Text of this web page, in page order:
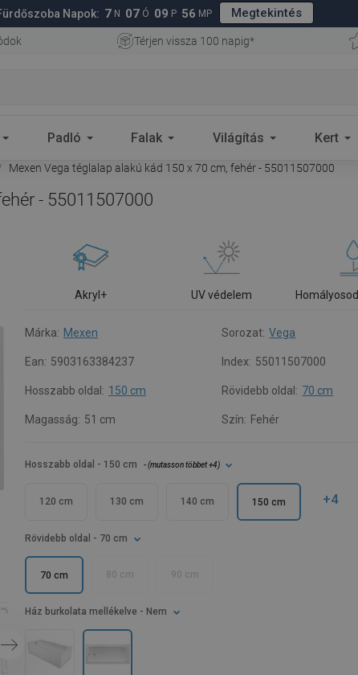
Napok: 7 N 07 Ó 09 P 55 MP Megtekintés
Térjen vissza 100 napig*
Padló Falak Világítás Kert
Mexen Vega téglalap alakú kád 150 x 70 cm, fehér - 55011507000
- 55011507000
Akryl+ UV védelem
Márka: Mexen Sorozat: Vega
Ean: 5903163384237 Index: 55011507000
Hosszabb oldal: 150 cm Rövidebb oldal: 70 cm
Magasság: 51 cm Szín: Fehér
Hosszabb oldal - 150 cm - (mutasson többet+4)
120 cm 130 cm 140 cm 150 cm +4
Rövidebb oldal - 70 cm
70 cm 80 cm 90 cm
Ház burkolata mellékelve - Nem